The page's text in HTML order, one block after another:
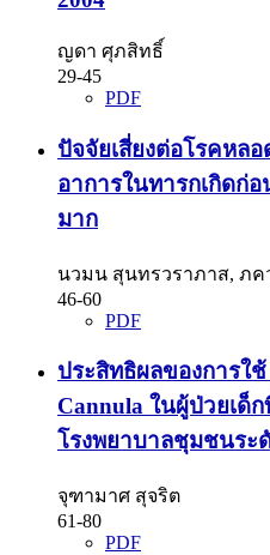
ญดา ศุภสิทธิ์
29-45
PDF
ปัจจัยเสี่ยงต่อโรคหล
อาการในทารกเกิดก่
มาก
นวมน สุนทรวราภาส, ภ
46-60
PDF
ประสิทธิผลของการใ
Cannula ในผู้ป่วยเด็
โรงพยาบาลชุมชนระ
จุฑามาศ สุจริต
61-80
PDF